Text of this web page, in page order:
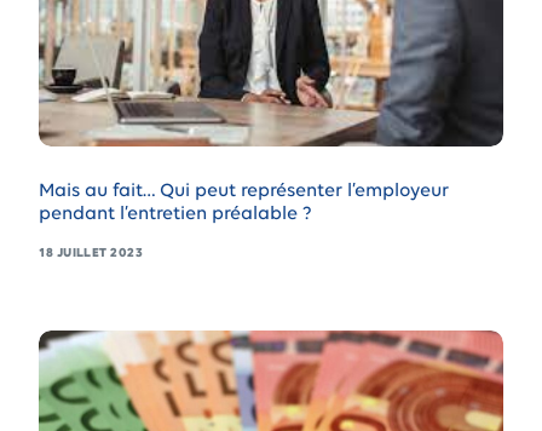
Mais au fait… Qui peut représenter l’employeur
pendant l’entretien préalable ?
18 JUILLET 2023